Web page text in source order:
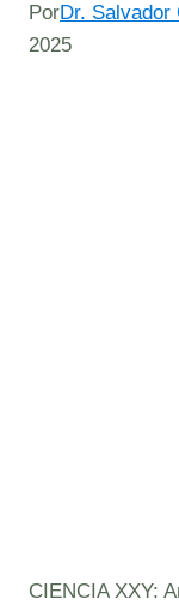
PorDr. Salvador
2025
CIENCIA XXY: